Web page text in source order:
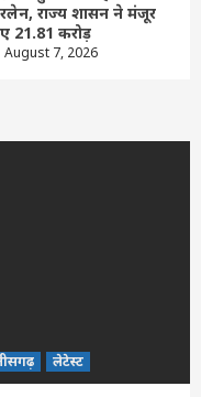
राज्य शासन ने
कथा में उमड़
तीन घंटे लगातार
भक्तों का उत्साह, चौथे
बिलासपुर के
देने के साज़िश का
राज्य शासन ने मंजूर
21.81 करोड़
August 7, 2026
लेटेस्ट